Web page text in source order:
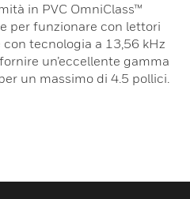
in PVC OmniClass™
per funzionare con lettori
con tecnologia a 13,56 kHz
un’eccellente gamma
un massimo di 4.5 pollici.